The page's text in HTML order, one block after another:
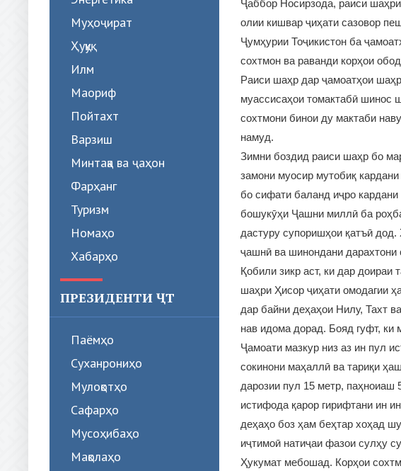
Муҳоҷират
Ҳуқуқ
Илм
Маориф
Пойтахт
Варзиш
Минтақа ва ҷаҳон
Фарҳанг
Туризм
Номаҳо
Хабарҳо
ПРЕЗИДЕНТИ ҶТ
Паёмҳо
Суханрониҳо
Мулоқотҳо
Сафарҳо
Мусоҳибаҳо
Мақолаҳо
Ҷаббор Носирзода, раиси
олии кишвар ҷиҳати сазовор
Ҷумҳурии Тоҷикистон ба
сохтмон ва раванди корҳои
Раиси шаҳр дар ҷамоатҳои
муассисаҳои томактабӣ шинос
сохтмони бинои ду мактаби
намуд.
Зимни боздид раиси шаҳр бо
замони муосир мутобиқ
бо сифати баланд иҷро
бошукӯҳи Ҷашни миллӣ ба
дастуру супоришҳои қатъӣ
ҷашнӣ ва шинондани
Қобили зикр аст, ки дар
шаҳри Ҳисор ҷиҳати омодагии
дар байни деҳаҳои Нилу, Тахт
нав идома дорад. Бояд гуфт,
Ҷамоати мазкур низ аз ин пул
сокинони маҳаллӣ ва тариқи
дарозии пул 15 метр,
истифода қарор гирифтани ин
деҳаҳо боз ҳам беҳтар хоҳад
иҷтимоӣ натиҷаи фазои сулҳу
Ҳукумат мебошад. Корҳои